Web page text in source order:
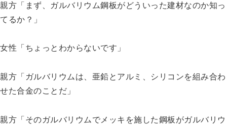
親方「まず、ガルバリウム鋼板がどういった建材なのか知っ
てるか？」
女性「ちょっとわからないです」
親方「ガルバリウムは、亜鉛とアルミ、シリコンを組み合わ
せた合金のことだ」
親方「そのガルバリウムでメッキを施した鋼板がガルバリウ